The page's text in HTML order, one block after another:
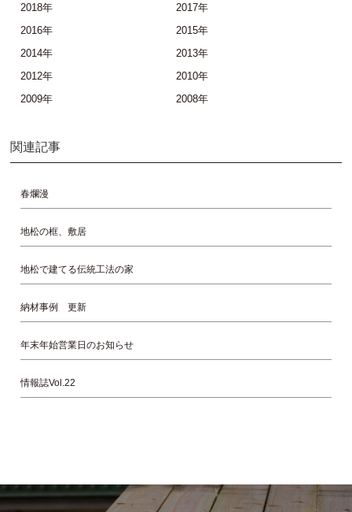
2018年
2017年
2016年
2015年
2014年
2013年
2012年
2010年
2009年
2008年
関連記事
春爛漫
地松の框、敷居
地松で建てる伝統工法の家
納材事例 更新
年末年始営業日のお知らせ
情報誌Vol.22